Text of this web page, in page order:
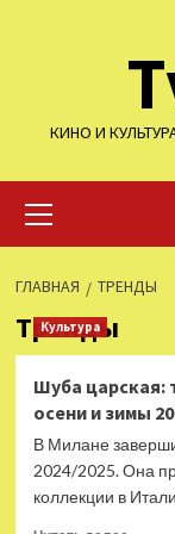
КИНО И
меню
ГЛАВНАЯ ТРЕНДЫ
Тренды
Культура
Шуба царская:
осени и зимы
В Милане
2024/2025. Она
коллекции в